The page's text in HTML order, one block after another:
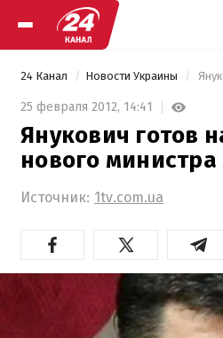
24 Канал Новости Украины
25 февраля 2012, 14:41
Янукович готов
нового
Источник: 1tv.com.ua